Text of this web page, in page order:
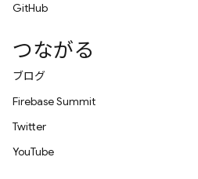
GitHub
つながる
ブログ
Firebase Summit
Twitter
YouTube